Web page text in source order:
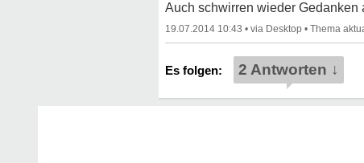
Auch schwirren wieder Gedanken
19.07.2014 10:43 • •
2 Antworten ↓